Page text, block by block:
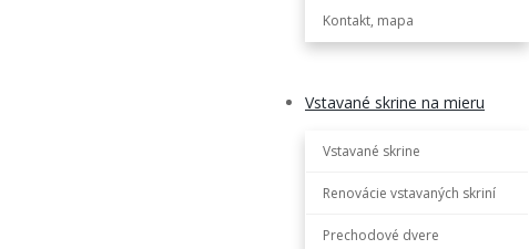
Kontakt, mapa
Vstavané skrine na mieru
Vstavané skrine
Renovácie vstavaných skriní
Prechodové dvere